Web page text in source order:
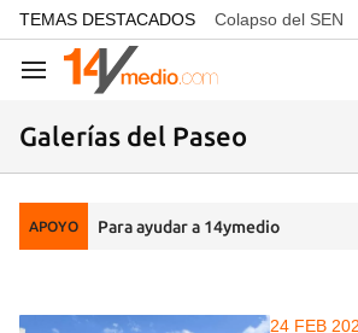
common.go-to-content
TEMAS DESTACADOS Colapso del SEN
Navegación
Galerías del Paseo
APOYO Para ayudar a 14ymedio
24 FEB